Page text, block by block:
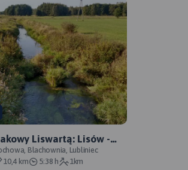
Liswartą: Lisów -
zwałkaBlachownia, Lubliniec
10,4 km 5:38 h 1km